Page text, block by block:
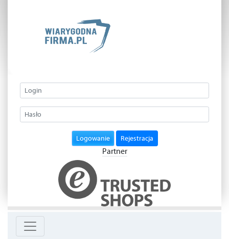
Logowanie Rejestracja
Partner